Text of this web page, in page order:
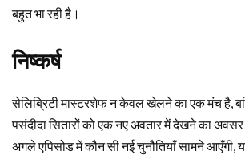
बहुत भा रही है।
निष्कर्ष
सेलिब्रिटी मास्टरशेफ न केवल खेलने का एक मंच है,
पसंदीदा सितारों को एक नए अवतार में देखने का अवसर
अगले एपिसोड में कौन सी नई चुनौतियाँ सामने आएँगी,